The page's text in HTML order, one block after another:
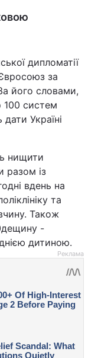
дипломатії
за
його словами,
100 систем
Україні
нищити
разом із
вдень на
та
Також
-
дитиною.
Реклама